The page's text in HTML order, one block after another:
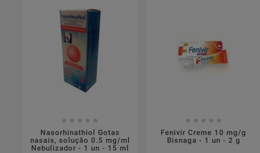
    
Nasorhinathiol Gotas
nasais, solução 0.5 mg/ml
Nebulizador - 1 un - 15 ml
    
Fenivir Creme 10 mg/g
Bisnaga - 1 un - 2 g